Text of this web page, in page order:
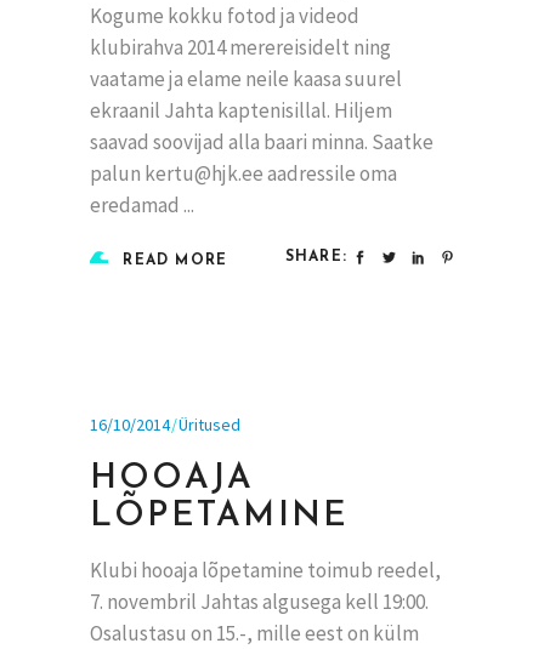
Kogume kokku fotod ja videod
klubirahva 2014 merereisidelt ning
vaatame ja elame neile kaasa suurel
ekraanil Jahta kaptenisillal. Hiljem
saavad soovijad alla baari minna. Saatke
palun kertu@hjk.ee aadressile oma
eredamad
READ MORE SHARE:
16/10/2014 Üritused
HOOAJA
LÕPETAMINE
Klubi hooaja lõpetamine toimub reedel,
7. novembril Jahtas algusega kell 19:00.
Osalustasu on 15.-, mille eest on külm